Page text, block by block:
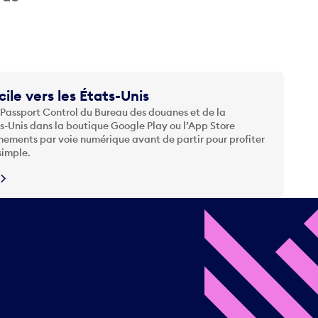
vers les États-Unis
Control du Bureau des douanes et de la
dans la boutique Google Play ou l’App Store
par voie numérique avant de partir pour profiter